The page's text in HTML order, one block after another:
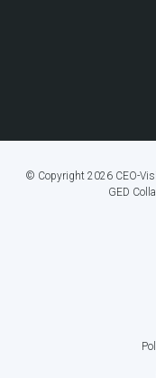
© Copyright 2026 CEO-
GED